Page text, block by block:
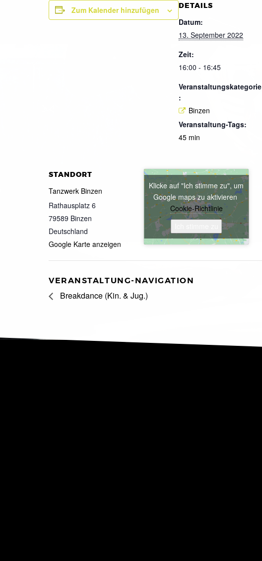
Zum Kalender hinzufügen DETAILS
Datum:
13. September 2022
Zeit:
16:00 - 16:45
Veranstaltungskategorie
:
Binzen
Veranstaltung-Tags:
45 min
STANDORT
Tanzwerk Binzen
Rathausplatz 6
79589 Binzen
Deutschland
Google Karte anzeigen
Klicke auf "Ich stimme zu", um
Google maps zu aktivieren
Cookie-Richtlinie
VERANSTALTUNG-NAVIGATION
Breakdance (Kin. & Jug.)